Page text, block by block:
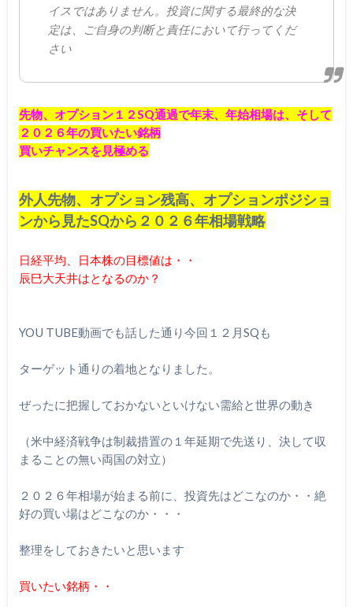
イスではありません。投資に関する最終的な決
定は、ご自身の判断と責任において行ってくだ
さい
先物、オプション１２SQ通過で年末、年始相場は、そして
２０２６年の買いたい銘柄
買いチャンスを見極める
外人先物、オプション残高、オプションポジショ
ンから見たSQから２０２６年相場戦略
日経平均、日本株の目標値は・・
辰巳大天井はとなるのか？
YOU TUBE動画でも話した通り今回１２月SQも
ターゲット通りの着地となりました。
ぜったに把握しておかないといけない需給と世界の動き
（米中経済戦争は制裁措置の１年延期で先送り、決して収
まることの無い両国の対立）
２０２６年相場が始まる前に、投資先はどこなのか・・絶
好の買い場はどこなのか・・・
整理をしておきたいと思います
買いたい銘柄・・